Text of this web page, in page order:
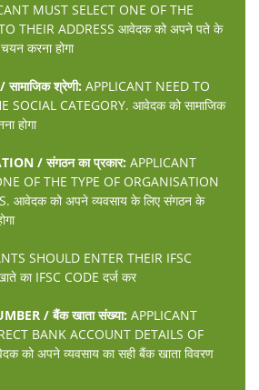
MUST SELECT ONE OF THE
THEIR ADDRESS आवेदक को अपने पते के
करना होगा
श्रेणी: APPLICANT NEED TO
SOCIAL CATEGORY. आवेदक को सामाजिक
होगा
/ संगठन का प्रकार: APPLICANT
OF THE TYPE OF ORGANISATION
आवेदक को अपने व्यवसाय के लिए संगठन के
SHOULD ENTER THEIR IFSC
का IFSC CODE दर्ज कर
/ बैंक खाता संख्या: APPLICANT
BANK ACCOUNT DETAILS OF
को अपने व्यवसाय का सही बैंक खाता विवरण